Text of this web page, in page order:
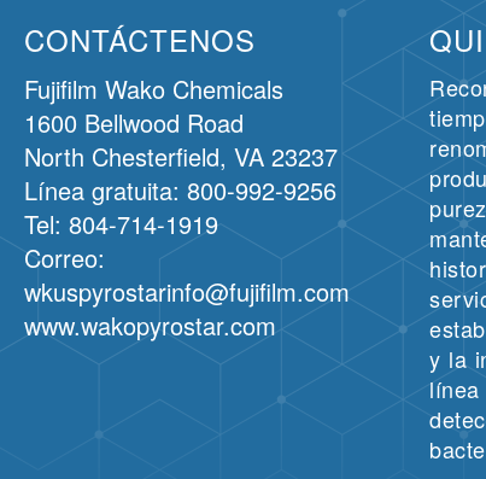
CONTÁCTENOS
Fujifilm Wako Chemicals
1600 Bellwood Road
North Chesterfield, VA 23237
Línea gratuita: 800-992-9256
Tel: 804-714-1919
Correo:
wkuspyrostarinfo@fujifilm.com
www.wakopyrostar.com
y la